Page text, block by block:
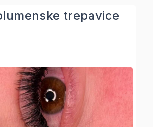
trepavice